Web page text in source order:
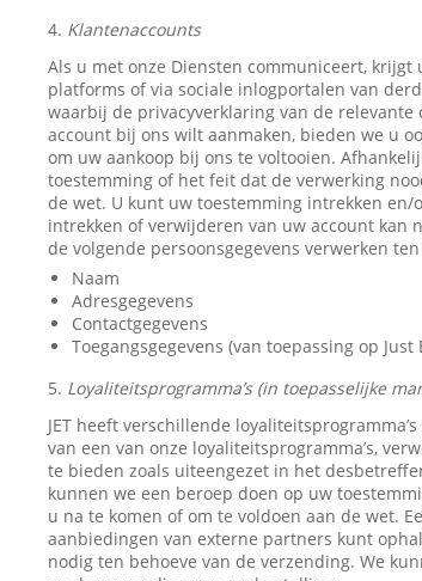
4. Klantenaccounts
Als u met onze Diensten communiceert,
platforms of via sociale inlogportalen van
waarbij de privacyverklaring van de relevante
account bij ons wilt aanmaken, bieden we u
om uw aankoop bij ons te voltooien.
toestemming of het feit dat de verwerking
de wet. U kunt uw toestemming intrekken
intrekken of verwijderen van uw account kan
de volgende persoonsgegevens verwerken
Naam
Adresgegevens
Contactgegevens
Toegangsgegevens (van toepassing op Just
5. Loyaliteitsprogramma’s (in toepasselijke
JET heeft verschillende
van een van onze loyaliteitsprogramma’s,
te bieden zoals uiteengezet in het
kunnen we een beroep doen op uw
u na te komen of om te voldoen aan de wet.
aanbiedingen van externe partners kunt
nodig ten behoeve van de verzending. We